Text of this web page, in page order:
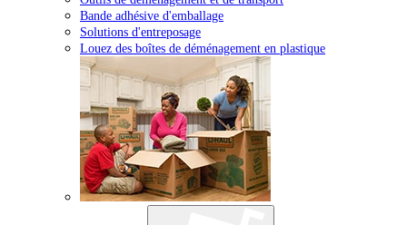
Bande adhésive d'emballage
Solutions d'entreposage
Louez des boîtes de déménagement en plastique